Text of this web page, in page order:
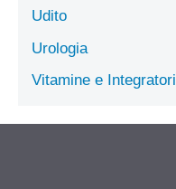
Udito
Urologia
Vitamine e Integratori